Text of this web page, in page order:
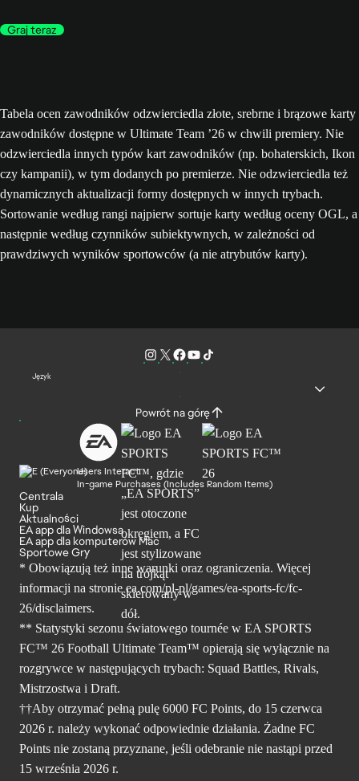
Graj teraz
Tabela ocen zawodników odzwierciedla złote, srebrne i brązowe karty
zawodników dostępne w Ultimate Team ’26 w chwili premiery. Nie
odzwierciedla innych typów kart zawodników (np. bohaterskich, Ikon
czy kampanii), w tym dodanych po premierze. Nie odzwierciedla też
dynamicznych aktualizacji formy dostępnych w innych trybach.
Sortowanie według rangi najpierw sortuje karty według oceny OGL, a
następnie według czynników subiektywnych, w zależności od
prawdziwych wyników sportowców (a nie atrybutów karty).
Język
Powrót na górę
Users Interact
In-game Purchases (Includes Random Items)
Centrala
Kup
Aktualności
EA app dla Windowsa
EA app dla komputerów Mac
Sportowe Gry
* Obowiązują też inne warunki oraz ograniczenia. Więcej
informacji na stronie ea.com/pl-pl/games/ea-sports-fc/fc-
26/disclaimers.
** Statystyki sezonu światowego tournée w EA SPORTS
FC™ 26 Football Ultimate Team™ opierają się wyłącznie na
rozgrywce w następujących trybach: Squad Battles, Rivals,
Mistrzostwa i Draft.
††Aby otrzymać pełną pulę 6000 FC Points, do 15 czerwca
2026 r. należy wykonać odpowiednie działania. Żadne FC
Points nie zostaną przyznane, jeśli odebranie nie nastąpi przed
15 września 2026 r.